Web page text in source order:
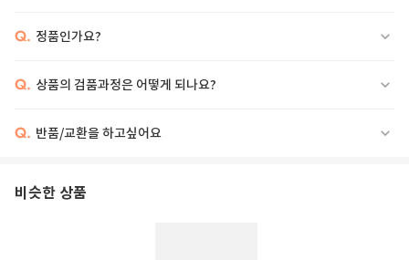
Q. 정품인가요?
Q. 상품의 검품과정은 어떻게 되나요?
Q. 반품/교환을 하고싶어요
비슷한 상품